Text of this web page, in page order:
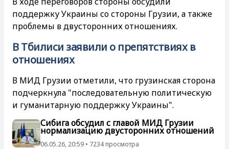
поддержку Украины со стороны Грузии, а также
проблемы в двусторонних отношениях.
В Тбилиси заявили о препятствиях в
отношениях
В МИД Грузии отметили, что грузинская сторона
подчеркнула "последовательную политическую
и гуманитарную поддержку Украины".
Сибига обсудил с главой МИД Грузии
нормализацию двусторонних отношений
06.05.26, 20:59 • 7234 просмотра